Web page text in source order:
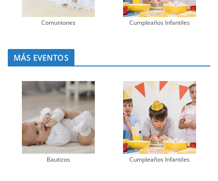
Comuniones Cumpleaños Infantiles
MÁS EVENTOS
Bautizos Cumpleaños Infantiles